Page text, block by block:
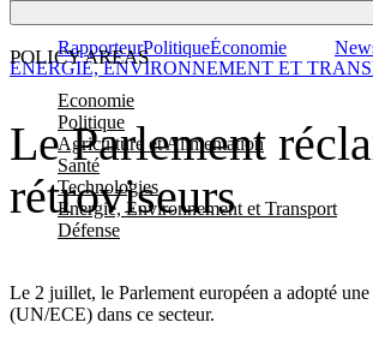
POLICY AREAS
Economie
Politique
Agriculture et Alimentation
Santé
Technologies
Energie, Environnement et Transport
Défense
RapporteurPolitiqueÉconomie
Le Parlement
rétroviseurs
Le 2 juillet, le Parlement européen a adopté
(UN/ECE) dans ce secteur.
ENERGIE, ENVIRONNEMENT ET